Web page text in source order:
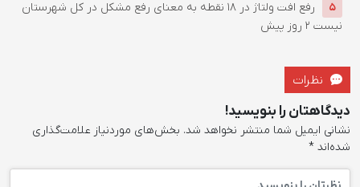
5
رفع افت ولتاژ در ۱۸ نقطه به معنای رفع مشکل در کل شهرستان
نیست 2 روز پیش
نظرات
دیدگاهتان را بنویسید!
نشانی ایمیل شما منتشر نخواهد شد. بخش‌های موردنیاز علامت‌گذاری
شده‌اند *